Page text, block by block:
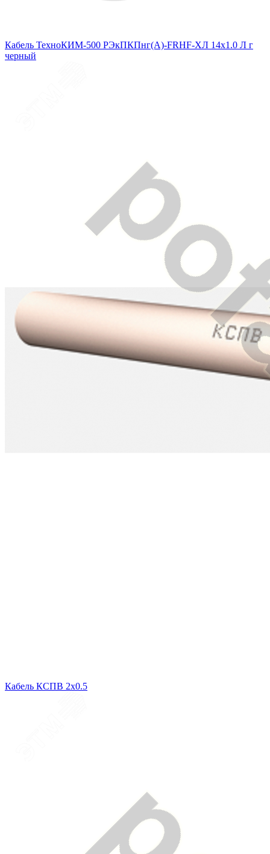
Кабель ТехноКИМ-500 РЭкПКПнг(A)-FRHF-ХЛ 14x1.0 Л г
черный
Кабель КСПВ 2х0.5